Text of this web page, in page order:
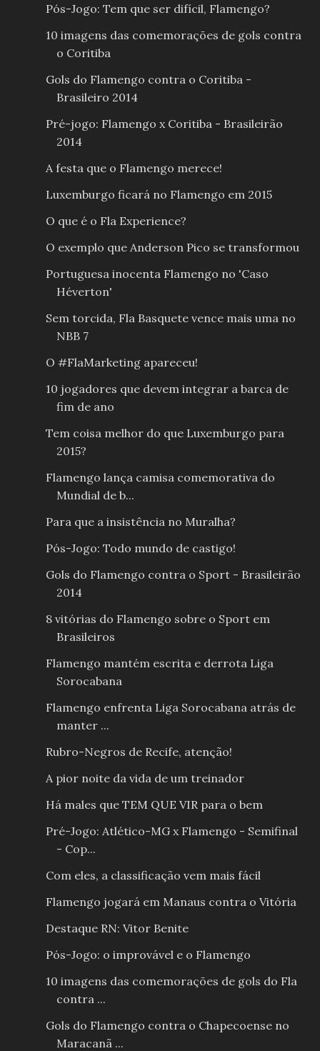
Pós-Jogo: Tem que ser difícil, Flamengo?
10 imagens das comemorações de gols contra
o Coritiba
Gols do Flamengo contra o Coritiba -
Brasileiro 2014
Pré-jogo: Flamengo x Coritiba - Brasileirão
2014
A festa que o Flamengo merece!
Luxemburgo ficará no Flamengo em 2015
O que é o Fla Experience?
O exemplo que Anderson Pico se transformou
Portuguesa inocenta Flamengo no 'Caso
Héverton'
Sem torcida, Fla Basquete vence mais uma no
NBB 7
O #FlaMarketing apareceu!
10 jogadores que devem integrar a barca de
fim de ano
Tem coisa melhor do que Luxemburgo para
2015?
Flamengo lança camisa comemorativa do
Mundial de b...
Para que a insistência no Muralha?
Pós-Jogo: Todo mundo de castigo!
Gols do Flamengo contra o Sport - Brasileirão
2014
8 vitórias do Flamengo sobre o Sport em
Brasileiros
Flamengo mantém escrita e derrota Liga
Sorocabana
Flamengo enfrenta Liga Sorocabana atrás de
manter ...
Rubro-Negros de Recife, atenção!
A pior noite da vida de um treinador
Há males que TEM QUE VIR para o bem
Pré-Jogo: Atlético-MG x Flamengo - Semifinal
- Cop...
Com eles, a classificação vem mais fácil
Flamengo jogará em Manaus contra o Vitória
Destaque RN: Vitor Benite
Pós-Jogo: o improvável e o Flamengo
10 imagens das comemorações de gols do Fla
contra ...
Gols do Flamengo contra o Chapecoense no
Maracanã ...